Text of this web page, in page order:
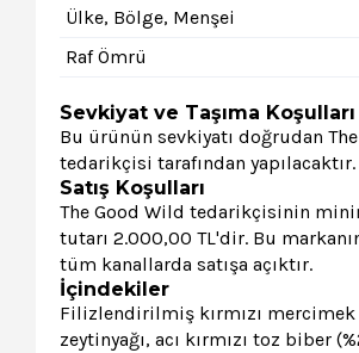
Ülke, Bölge, Menşei
Raf Ömrü
Sevkiyat ve Taşıma Koşulları
Bu ürünün sevkiyatı doğrudan
tedarikçisi tarafından yapılacaktır.
Satış Koşulları
The Good Wild tedarikçisinin
tutarı 2.000,00 TL'dir. Bu
tüm kanallarda satışa açıktır.
İçindekiler
Filizlendirilmiş kırmızı mercimek
zeytinyağı, acı kırmızı toz biber